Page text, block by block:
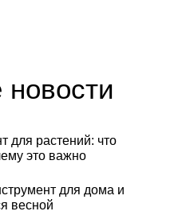
для растений: что
это важно
для дома и
весной